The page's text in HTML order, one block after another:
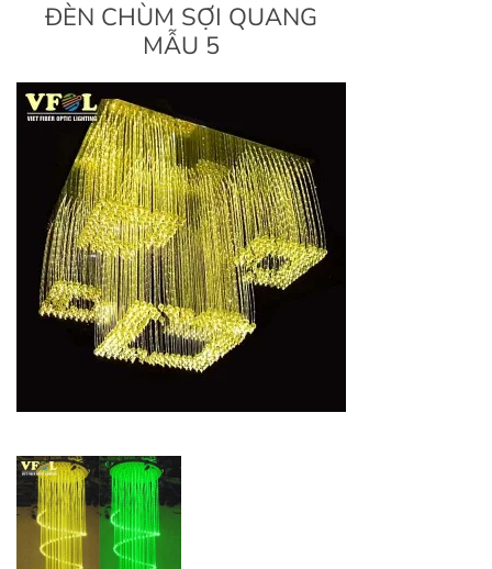
ĐÈN CHÙM SỢI QUANG
MẪU 5